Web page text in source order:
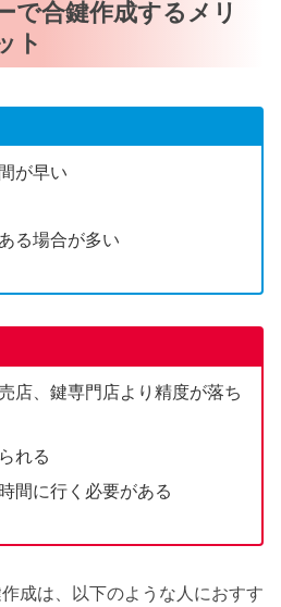
で合鍵作成するメリ
ト
が早い
る場合が多い
店、鍵専門店より精度が落ち
れる
間に行く必要がある
成は、以下のような人におすす